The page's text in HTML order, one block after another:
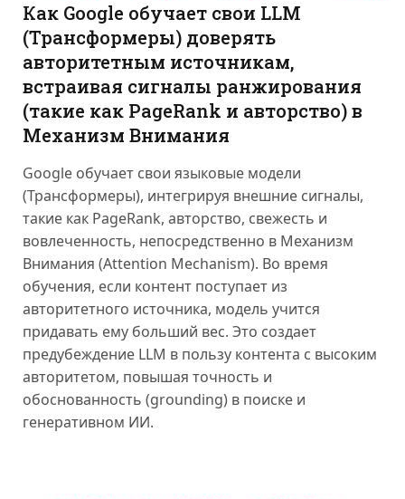
Как Google обучает свои LLM
(Трансформеры) доверять
авторитетным источникам,
встраивая сигналы ранжирования
(такие как PageRank и авторство) в
Механизм Внимания
Google обучает свои языковые модели
(Трансформеры), интегрируя внешние сигналы,
такие как PageRank, авторство, свежесть и
вовлеченность, непосредственно в Механизм
Внимания (Attention Mechanism). Во время
обучения, если контент поступает из
авторитетного источника, модель учится
придавать ему больший вес. Это создает
предубеждение LLM в пользу контента с высоким
авторитетом, повышая точность и
обоснованность (grounding) в поиске и
генеративном ИИ.